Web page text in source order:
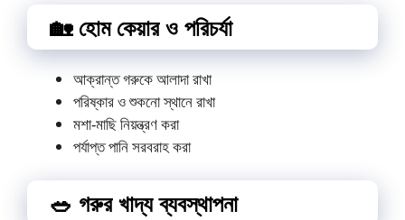
🏡 হোম কেয়ার ও পরিচর্যা
আক্রান্ত গরুকে আলাদা রাখা
পরিষ্কার ও শুকনো স্থানে রাখা
মশা-মাছি নিয়ন্ত্রণ করা
পর্যাপ্ত পানি সরবরাহ করা
🥗 গরুর খাদ্য ব্যবস্থাপনা